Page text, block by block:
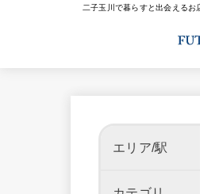
二子玉川で暮らすと出会えるお
エリア/駅